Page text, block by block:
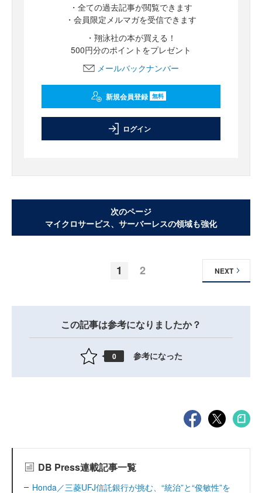
・全ての過去記事が閲覧できます
・会員限定メルマガを受信できます
・翔泳社の本が買える！
500円分のポイントをプレゼント
メールバックナンバー
新規会員登録 無料
ログイン
次のページ
マイクロサービス、サーバーレスの領域も強化
1 2 NEXT
この記事は参考になりましたか？
0 参考になった
DB Press連載記事一覧
Honda／三菱UFJ信託銀行が挑む、“統治”と“俊敏性”を